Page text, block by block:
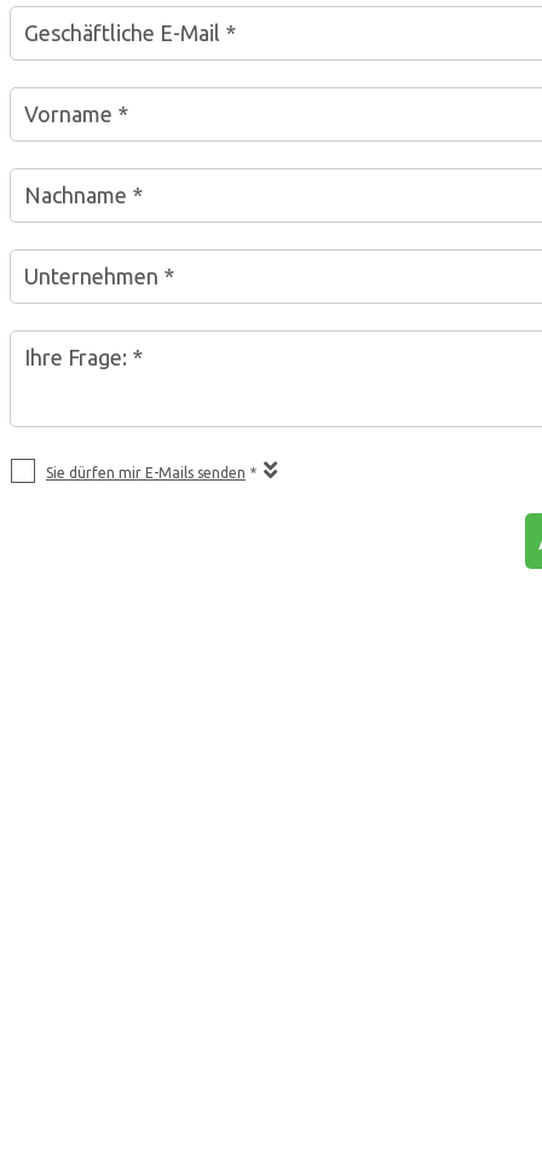
Geschäftliche E-Mail *
Vorname *
Nachname *
Unternehmen *
Ihre Frage: *
Sie dürfen mir E-Mails senden *